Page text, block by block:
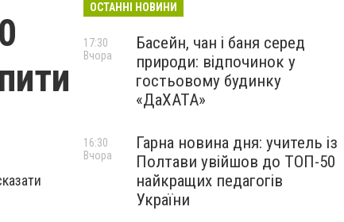
ОСТАННІ НОВИНИ
Басейн, чан і баня серед
природи: відпочинок у
гостьовому будинку
«ДаХАТА»
17:30
Вчора
Гарна новина дня: учитель із
Полтави увійшов до ТОП-50
найкращих педагогів
України
16:30
Вчора